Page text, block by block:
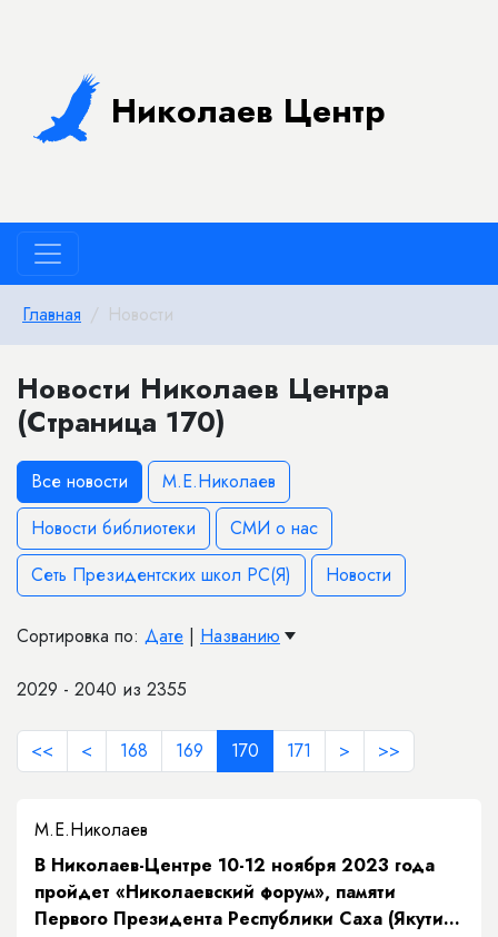
Николаев Центр
Главная Новости
Новости Николаев Центра
(Страница 170)
Все новости
М.Е.Николаев
Новости библиотеки
СМИ о нас
Сеть Президентских школ РС(Я)
Новости
Сортировка по: Дате | Названию
2029 - 2040 из 2355
<< < 168 169 170 171 > >>
М.Е.Николаев
В Николаев-Центре 10-12 ноября 2023 года
пройдет «Николаевский форум», памяти
Первого Президента Республики Саха (Якутия)